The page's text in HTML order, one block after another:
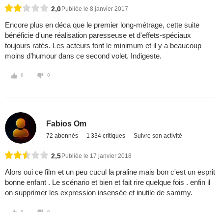
2,0 Publiée le 8 janvier 2017
Encore plus en déca que le premier long-métrage, cette suite
bénéficie d'une réalisation paresseuse et d'effets-spéciaux
toujours ratés. Les acteurs font le minimum et il y a beaucoup
moins d'humour dans ce second volet. Indigeste.
0 0
Fabios Om
72 abonnés 1 334 critiques Suivre son activité
2,5 Publiée le 17 janvier 2018
Alors oui ce film et un peu cucul la praline mais bon c'est un esprit
bonne enfant . Le scénario et bien et fait rire quelque fois . enfin il
on supprimer les expression insensée et inutile de sammy.